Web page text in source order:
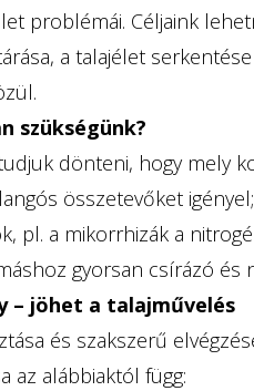
problémái. Céljaink
a talajélet
szükségünk?
dönteni, hogy mely
összetevőket
pl. a mikorrhizák a
gyorsan csírázó és
– jöhet a talajművelés
és szakszerű
az alábbiaktól függ: